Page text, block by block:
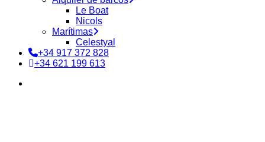
Le Boat
Nicols
Marítimas
Celestyal
+34 917 372 828
+34 621 199 613